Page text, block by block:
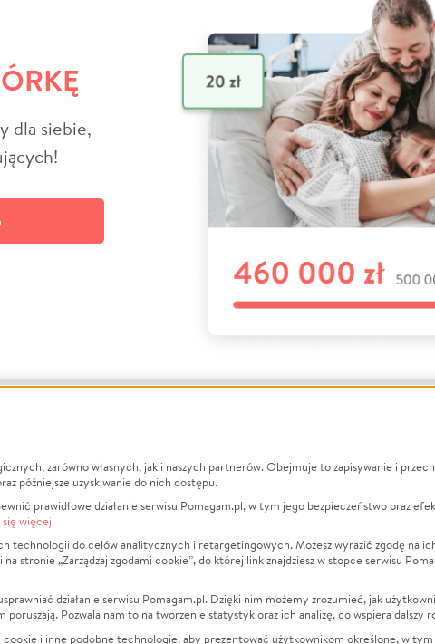
dla siebie,
O nas
Opinie
Raporty
Za darmo
Dla NGO
Fundacja Pomagam.pl
Zbieraj na
Leczenie
Zwierzęta
Pożar
Sport
Pomoc Finansowa
zarówno własnych, jak i naszych partnerów. Obejmuje to zapisywanie i
późniejsze uzyskiwanie do nich dostępu.
prawidłowe działanie serwisu Pomagam.pl, w tym jego bezpieczeństwo oraz
więcej
technologii do celów analitycznych i retargetingowych. Możesz wyrazić zgodę na
stronie „Zarządzaj zgodami cookie”, do której link znajdziesz w stopce serwisu
działanie serwisu Pomagam.pl. Dzięki nim możemy zrozumieć, jak
poruszają. Pozwala nam to na tworzenie statystyk oraz ich analizę, co wspiera dalszy
i inne podobne technologie, aby prezentować użytkownikom określone, w